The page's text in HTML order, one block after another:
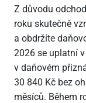
Z důvodu
roku skutečně
a obdržíte
2026 se uplatní
v daňovém
30 840 Kč bez
měsíců. Během